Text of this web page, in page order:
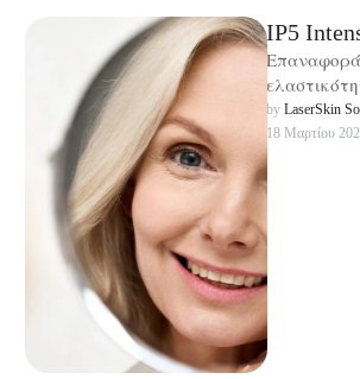
IP5
by LaserSkin
18 Μαρτίου